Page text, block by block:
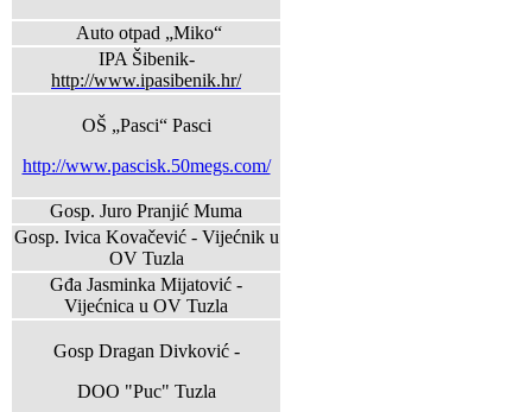
Auto otpad „Miko“
IPA Šibenik-
http://www.ipasibenik.hr/
OŠ „Pasci“ Pasci
http://www.pascisk.50megs.com/
Gosp. Juro Pranjić Muma
Gosp. Ivica Kovačević - Vijećnik u
OV Tuzla
Gđa Jasminka Mijatović -
Vijećnica u OV Tuzla
Gosp Dragan Divković -
DOO "Puc" Tuzla